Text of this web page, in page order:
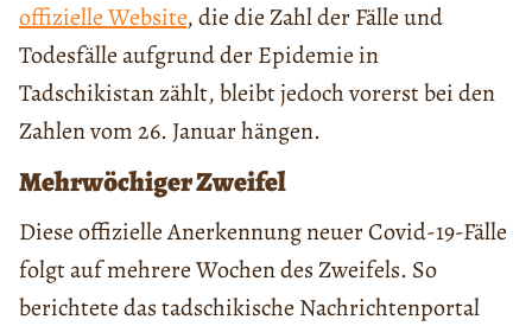
offizielle Website, die die Zahl der Fälle und
Todesfälle aufgrund der Epidemie in
Tadschikistan zählt, bleibt jedoch vorerst bei den
Zahlen vom 26. Januar hängen.
Mehrwöchiger Zweifel
Diese offizielle Anerkennung neuer Covid-19-Fälle
folgt auf mehrere Wochen des Zweifels. So
berichtete das tadschikische Nachrichtenportal